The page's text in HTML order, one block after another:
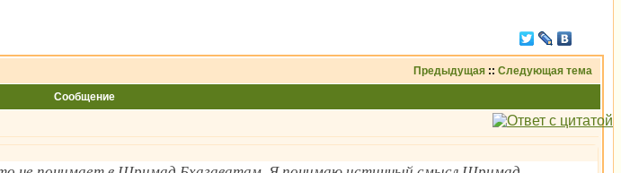
Предыдущая :: Следующая тема
Сообщение